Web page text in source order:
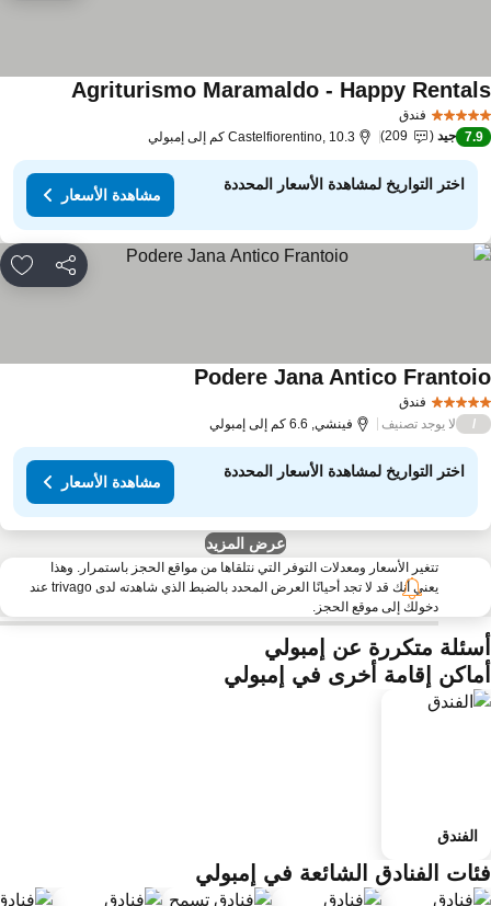
فندق
Agriturismo Maramaldo - Happy مشاهدة
7.9 جيد 209 Castelfiorentino, 10.3 كم إلى إمبولي
اختر التواريخ لمشاهدة الأسعار المحددة
مشاهدة الأسعار
مشاركة
فندق
Podere Jana Anticoمشاهدة الأسعار
لا يوجد تصنيف فينشي, 6.6 كم إلى إمبولي
اختر التواريخ لمشاهدة الأسعار المحددة
مشاهدة الأسعار
عرض المزيد
تتغير الأسعار ومعدلات التوفر التي نتلقاها من مواقع الحجز باستمرار. وهذا
يعني أنك قد لا تجد أحيانًا العرض المحدد بالضبط الذي شاهدته لدى trivago عند
دخولك إلى موقع الحجز.
متكررة عن إمبولي
إقامة أخرى في إمبولي
الفندق
الفنادق الشائعة في إمبولي